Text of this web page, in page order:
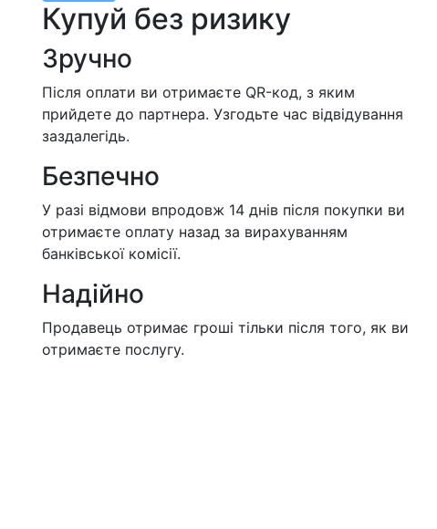
Купуй без ризику
Зручно
Після оплати ви отримаєте QR-код, з яким
прийдете до партнера. Узгодьте час відвідування
заздалегідь.
Безпечно
У разі відмови впродовж 14 днів після покупки ви
отримаєте оплату назад за вирахуванням
банківської комісії.
Надійно
Продавець отримає гроші тільки після того, як ви
отримаєте послугу.